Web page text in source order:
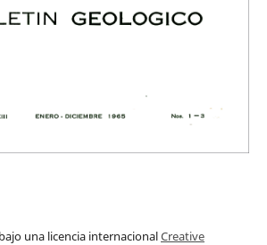
una licencia internacionalCreative